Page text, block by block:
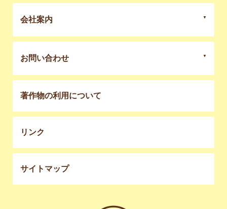
会社案内
お問い合わせ
著作物の利用について
リンク
サイトマップ